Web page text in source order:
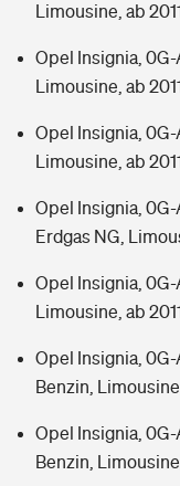
Limousine, ab
Opel Insignia, 0G-
Limousine, ab
Opel Insignia, 0G-
Limousine, ab
Opel Insignia, 0G-
Erdgas NG,
Opel Insignia, 0G-
Limousine, ab
Opel Insignia, 0G-
Benzin,
Opel Insignia, 0G-
Benzin,